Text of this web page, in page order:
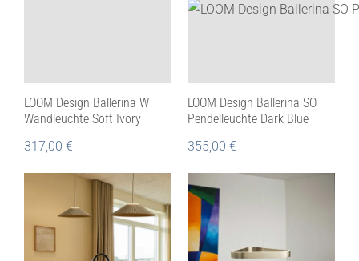
LOOM Design Ballerina W
Wandleuchte Soft Ivory
317,00 €
LOOM Design Ballerina SO
Pendelleuchte Dark Blue
355,00 €